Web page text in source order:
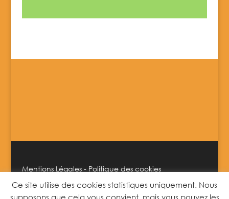
Mentions Légales - Politique des cookies
Ce site utilise des cookies statistiques uniquement. Nous
supposons que cela vous convient, mais vous pouvez les